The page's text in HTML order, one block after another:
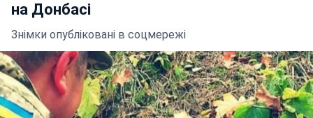
на Донбасі
Знімки опубліковані в соцмережі